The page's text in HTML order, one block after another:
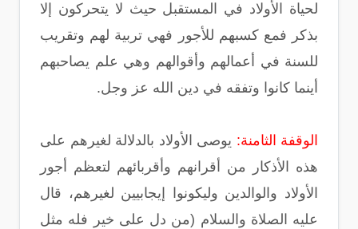
لحياة الأولاد في المستقبل حيث لا يتحركون إلا
بذكر فمع كسبهم للأجور فهي تربية لهم وتقريب
للسنة في أعمالهم وأقوالهم وهي علم يصاحبهم
أينما كانوا وتفقه في دين الله عز وجل.
الوقفة الثامنة: يوصى الأولاد بالدلالة لغيرهم على
هذه الأذكار من أقرانهم وأقربائهم لتعظم أجور
الأولاد والوالدين وليكونوا إيجابيين لغيرهم، قال
عليه الصلاة والسلام (من دل على خير فله مثل